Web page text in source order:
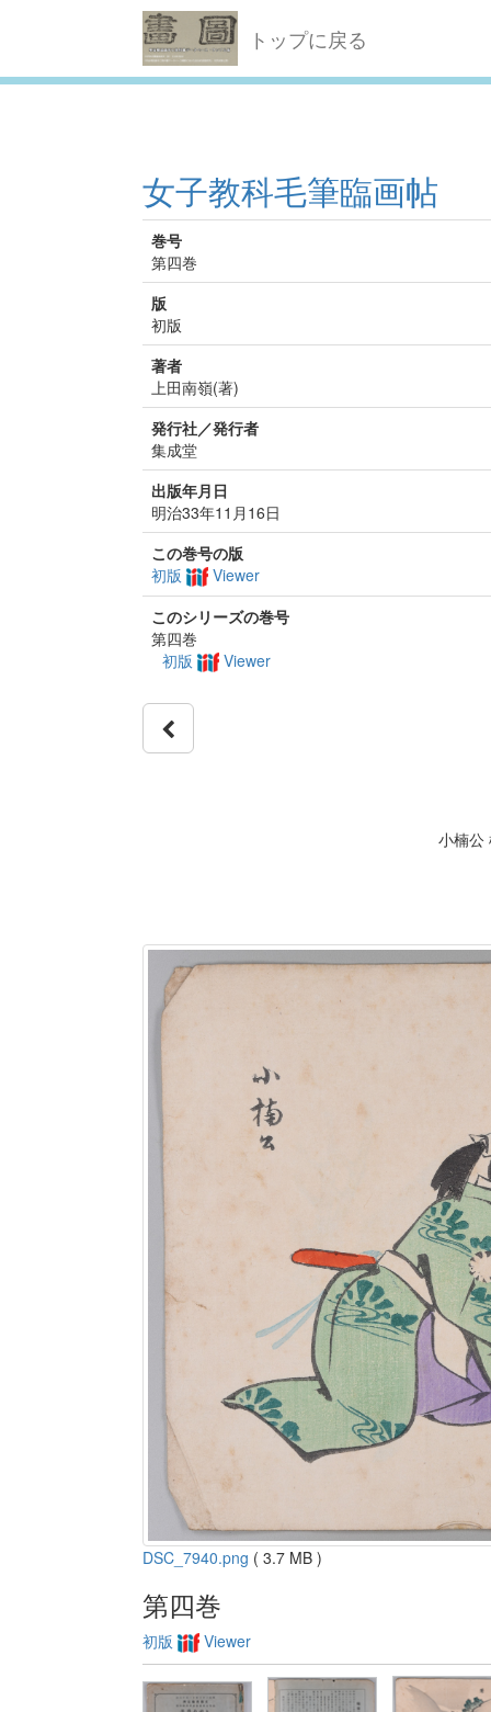
トップに戻る
女子教科毛筆臨画帖
巻号
第四巻
版
初版
著者
上田南嶺(著)
発行社／発行者
集成堂
出版年月日
明治33年11月16日
この巻号の版
初版
Viewer
このシリーズの巻号
第四巻
初版
Viewer
小楠公
DSC_7940.png ( 3.7 MB )
第四巻
初版 Viewer